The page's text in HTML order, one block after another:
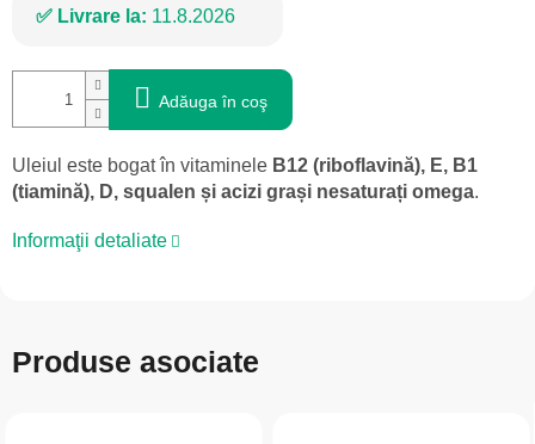
Livrare la: 11.8.2026
Adăuga în coş
Uleiul este bogat în vitaminele B12 (riboflavină), E, B1
(tiamină), D, squalen și acizi grași nesaturați omega.
Informaţii detaliate
Produse asociate